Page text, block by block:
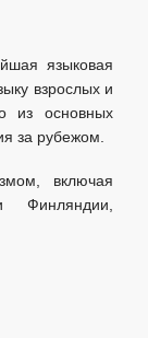
языковая
взрослых и
из основных
за рубежом.
включая
Финляндии,